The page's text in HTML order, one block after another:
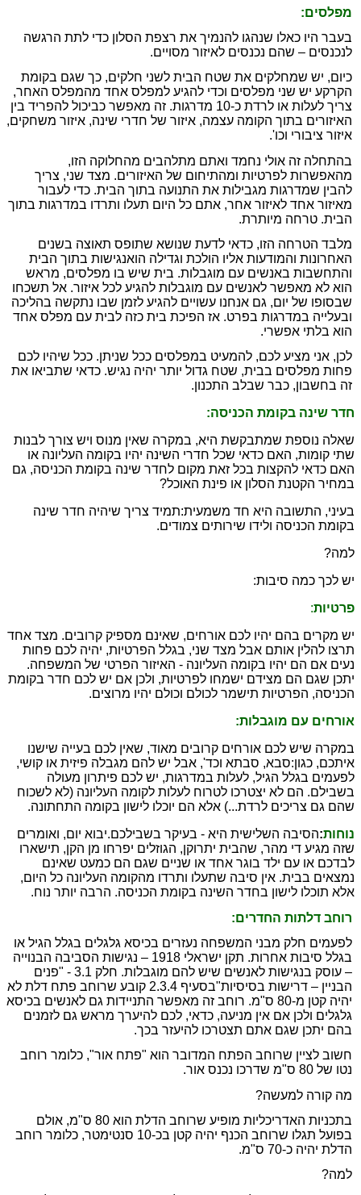
מפלסים:
בעבר היו כאלו שנהגו להנמיך את רצפת הסלון כדי לתת הרגשה
לנכנסים – שהם נכנסים לאיזור מסויים.
כיום, יש שמחלקים את שטח הבית לשני חלקים, כך שגם בקומת
הקרקע יש שני מפלסים וכדי להגיע למפלס אחד מהמפלס האחר,
צריך לעלות או לרדת כ-10 מדרגות. זה מאפשר כביכול להפריד בין
האיזורים בתוך הקומה עצמה, איזור של חדרי שינה, איזור משחקים,
איזור ציבורי וכו'.
בהתחלה זה אולי נחמד ואתם מתלהבים מהחלוקה הזו,
מהאפשרות לפרטיות ומהתיחום של האיזורים. מצד שני, צריך
להבין שמדרגות מגבילות את התנועה בתוך הבית. כדי לעבור
מאיזור אחד לאיזור אחר, אתם כל היום תעלו ותרדו במדרגות בתוך
הבית. טרחה מיותרת.
מלבד הטרחה הזו, כדאי לדעת שנושא שתופס תאוצה בשנים
האחרונות והמודעות אליו הולכת וגדילה הואנגישות בתוך הבית
והתחשבות באנשים עם מוגבלות. בית שיש בו מפלסים, מראש
הוא לא מאפשר לאנשים עם מוגבלות להגיע לכל איזור. אל תשכחו
שבסופו של יום, גם אנחנו עשויים להגיע לזמן שבו נתקשה בהליכה
ובעלייה במדרגות בפרט. אז הפיכת בית כזה לבית עם מפלס אחד
הוא בלתי אפשרי.
לכן, אני מציע לכם, להמעיט במפלסים ככל שניתן. ככל שיהיו לכם
פחות מפלסים בבית, שטח גדול יותר יהיה נגיש. כדאי שתביאו את
זה בחשבון, כבר שבלב התכנון.
חדר שינה בקומת הכניסה:
שאלה נוספת שמתבקשת היא, במקרה שאין מנוס ויש צורך לבנות
שתי קומות, האם כדאי שכל חדרי השינה יהיו בקומה העליונה או
האם כדאי להקצות בכל זאת מקום לחדר שינה בקומת הכניסה, גם
במחיר הקטנת הסלון או פינת האוכל?
בעיני, התשובה היא חד משמעית:תמיד צריך שיהיה חדר שינה
בקומת הכניסה ולידו שירותים צמודים.
למה?
יש לכך כמה סיבות:
פרטיות:
יש מקרים בהם יהיו לכם אורחים, שאינם מספיק קרובים. מצד אחד
תרצו להלין אותם אבל מצד שני, בגלל הפרטיות, יהיה לכם פחות
נעים אם הם יהיו בקומה העליונה - האיזור הפרטי של המשפחה.
יתכן שגם הם מצידם ישמחו לפרטיות, ולכן אם יש לכם חדר בקומת
הכניסה, הפרטיות תישמר לכולם וכולם יהיו מרוצים.
אורחים עם מוגבלות:
במקרה שיש לכם אורחים קרובים מאוד, שאין לכם בעייה שישנו
איתכם, כגון:סבא, סבתא וכד', אבל יש להם מגבלה פיזית או קושי,
לפעמים בגלל הגיל, לעלות במדרגות, יש לכם פיתרון מעולה
בשבילם. הם לא יצטרכו לטרוח לעלות לקומה העליונה (לא לשכוח
שהם גם צריכים לרדת...) אלא הם יוכלו לישון בקומה התחתונה.
נוחות:הסיבה השלישית היא - בעיקר בשבילכם.יבוא יום, ואומרים
שזה מגיע די מהר, שהבית יתרוקן, הגוזלים יפרחו מן הקן, תישארו
לבדכם או עם ילד בוגר אחד או שניים שגם הם כמעט שאינם
נמצאים בבית. אין סיבה שתעלו ותרדו מהקומה העליונה כל היום,
אלא תוכלו לישון בחדר השינה בקומת הכניסה. הרבה יותר נוח.
רוחב דלתות החדרים:
לפעמים חלק מבני המשפחה נעזרים בכיסא גלגלים בגלל הגיל או
בגלל סיבות אחרות. תקן ישראלי 1918 – נגישות הסביבה הבנוייה
– עוסק בנגישות לאנשים שיש להם מוגבלות. חלק 3.1 - "פנים
הבניין – דרישות בסיסיות"
בסעיף 2.3.4 קובע שרוחב פתח דלת לא
יהיה קטן מ-80 ס"מ. רוחב זה מאפשר התניידות גם לאנשים בכיסא
גלגלים ולכן אם אין מניעה, כדאי, לכם להיערך מראש גם לזמנים
בהם יתכן שגם אתם תצטרכו להיעזר בכך.
חשוב לציין שרוחב הפתח המדובר הוא "פתח אור", כלומר רוחב
נטו של 80 ס"מ שדרכו נכנס אור.
מה קורה למעשה?
בתכניות האדריכליות מופיע שרוחב הדלת הוא 80 ס"מ, אולם
בפועל תגלו שרוחב הכנף יהיה קטן בכ-10 סנטימטר, כלומר רוחב
הדלת יהיה כ-70 ס"מ.
למה?